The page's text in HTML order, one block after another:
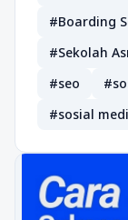
#Boarding
#Sekolah
#seo
#sosial